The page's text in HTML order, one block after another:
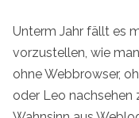
Unterm Jahr fällt es
vorzustellen, wie
ohne Webbrowser,
oder Leo nachsehen